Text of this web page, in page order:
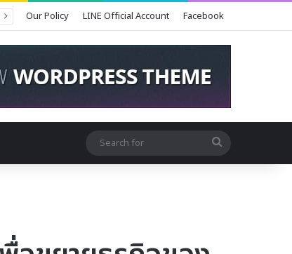
Our Policy LINE Official Account Facebook
Search
for